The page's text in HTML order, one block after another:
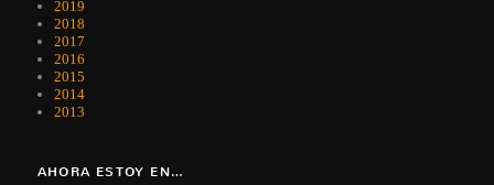
2019
2018
2017
2016
2015
2014
2013
AHORA ESTOY EN…